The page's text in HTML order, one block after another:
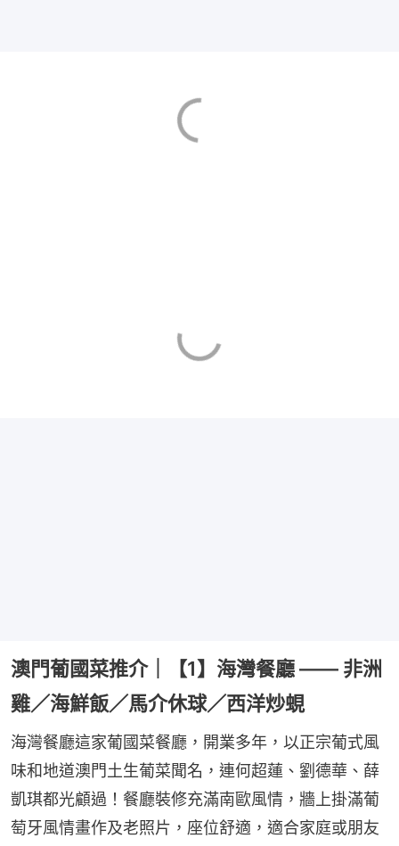
澳門葡國菜推介｜【1】海灣餐廳 —— 非洲
雞／海鮮飯／馬介休球／西洋炒蜆
海灣餐廳這家葡國菜餐廳，開業多年，以正宗葡式風
味和地道澳門土生葡菜聞名，連何超蓮、劉德華、薛
凱琪都光顧過！餐廳裝修充滿南歐風情，牆上掛滿葡
萄牙風情畫作及老照片，座位舒適，適合家庭或朋友